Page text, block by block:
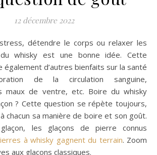
12 décembre 2022
whisky est une bonne idée. Cette
d’autres bienfaits sur la santé
de la circulation sanguine,
maux de ventre, etc. Boire du whisky
? Cette question se répète toujours,
chacun sa manière de boire et son goût.
les glaçons de pierre connus
à whisky gagnent du terrain. Zoom
aux glaçons classiques.